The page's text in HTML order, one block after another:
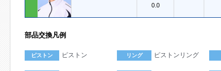
0.0
部品交換凡例
ピストン ピストン リング ピストンリング